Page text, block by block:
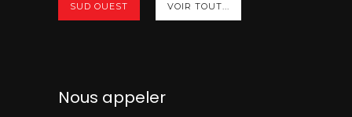
SUD OUEST VOIR TOUT...
Nous appeler